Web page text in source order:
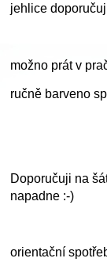
jehlice
možno prát v
ručně barveno
Doporučuji na
napadne :-)
orientační